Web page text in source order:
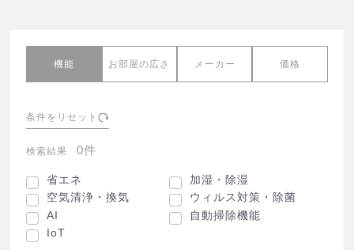
機能 お部屋の広さ メーカー 価格
条件をリセット
検索結果 0件
省エネ
加湿・除湿
空気清浄・換気
ウィルス対策・除菌
AI
自動掃除機能
IoT